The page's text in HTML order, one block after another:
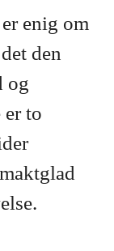
enig om
den
og
er to